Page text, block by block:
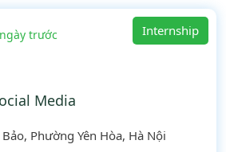
trước Internship
Media
Phường Yên Hòa, Hà Nội